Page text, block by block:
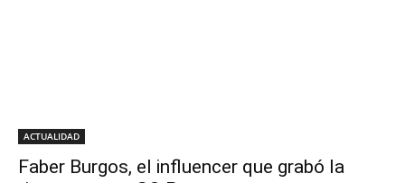
ACTUALIDAD
Faber Burgos, el influencer que grabó la